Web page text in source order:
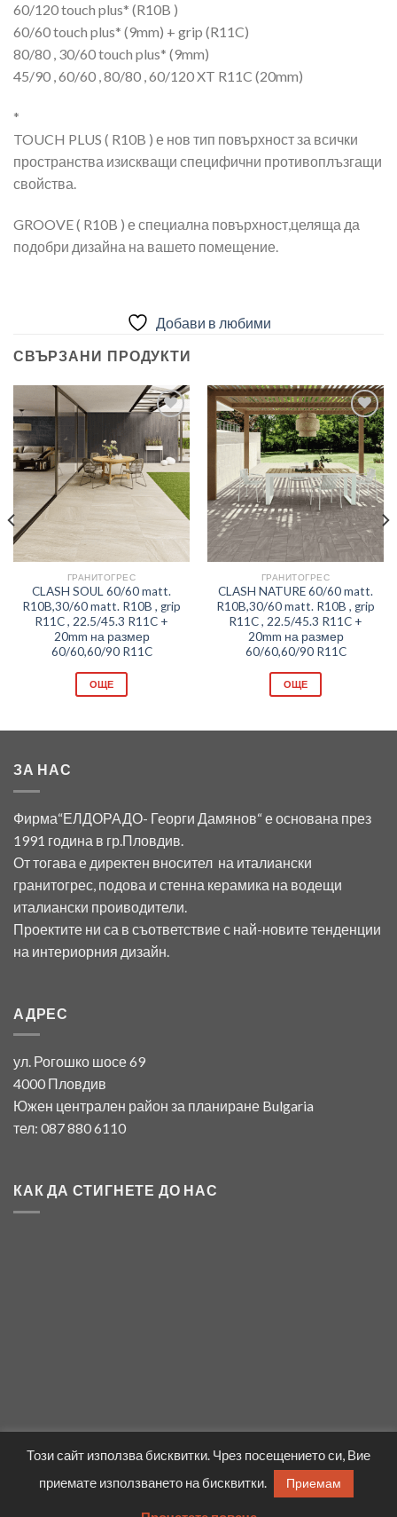
60/120 touch plus* (R10B )
60/60 touch plus* (9mm) + grip (R11C)
80/80 , 30/60 touch plus* (9mm)
45/90 , 60/60 , 80/80 , 60/120 XT R11C (20mm)
*
TOUCH PLUS ( R10B ) е нов тип повърхност за всички
пространства изискващи специфични противоплъзгащи
свойства.
GROOVE ( R10B ) е специална повърхност,целяща да
подобри дизайна на вашето помещение.
Добави в любими
СВЪРЗАНИ ПРОДУКТИ
Добави
в
любими
ГРАНИТОГРЕС
CLASH SOUL 60/60 matt.
R10B,30/60 matt. R10B , grip
R11C , 22.5/45.3 R11C +
20mm на размер
60/60,60/90 R11C
ОЩЕ
Добави
в
любими
ГРАНИТОГРЕС
CLASH NATURE 60/60 matt.
R10B,30/60 matt. R10B , grip
R11C , 22.5/45.3 R11C +
20mm на размер
60/60,60/90 R11C
ОЩЕ
ЗА НАС
Фирма“ЕЛДОРАДО- Георги Дамянов“ е основана през
1991 година в гр.Пловдив.
От тогава е директен вносител на италиански
гранитогрес, подова и стенна керамика на водещи
италиански проиводители.
Проектите ни са в съответствие с най-новите тенденции
на интериорния дизайн.
АДРЕС
ул. Рогошко шосе 69
4000 Пловдив
Южен централен район за планиране Bulgaria
тел: 087 880 6110
КАК ДА СТИГНЕТЕ ДО НАС
Този сайт използва бисквитки. Чрез посещението си, Вие
приемате използването на бисквитки.
Приемам